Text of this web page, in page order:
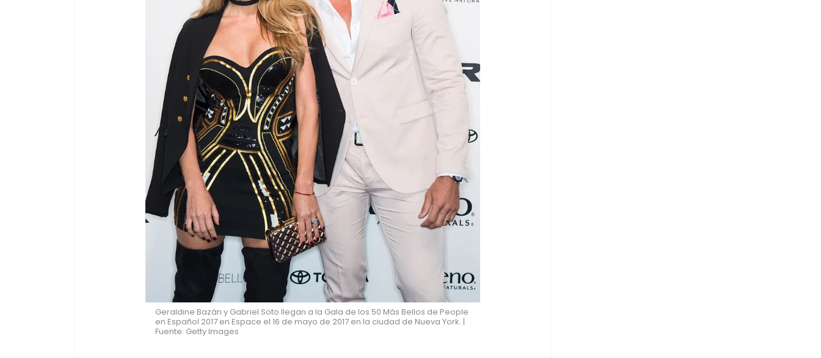
Geraldine Bazán y Gabriel Soto llegan a la Gala de los 50 Más Bellos de People
en Español 2017 en Espace el 16 de mayo de 2017 en la ciudad de Nueva York. |
Fuente: Getty Images